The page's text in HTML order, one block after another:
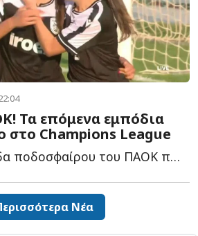
Τα επόμενα εμπόδια
στο Champions League
Η γυναικεία ομάδα ποδοσφαίρου του ΠΑΟΚ προκρίθηκε σ...
Νέα